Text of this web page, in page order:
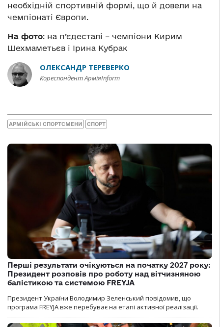
необхідній спортивній формі, що й довели на
чемпіонаті Європи.
На фото: на п’єдесталі – чемпіони Кирим
Шехмаметьєв і Ірина Кубрак
ОЛЕКСАНДР ТЕРЕВЕРКО
Кореспондент АрміяInform
АРМІЙСЬКІ СПОРТСМЕНИ СПОРТ
Перші результати очікуються на початку 2027 року:
Президент розповів про роботу над вітчизняною
балістикою та системою FREYJA
Президент України Володимир Зеленський повідомив, що
програма FREYJA вже перебуває на етапі активної реалізації.